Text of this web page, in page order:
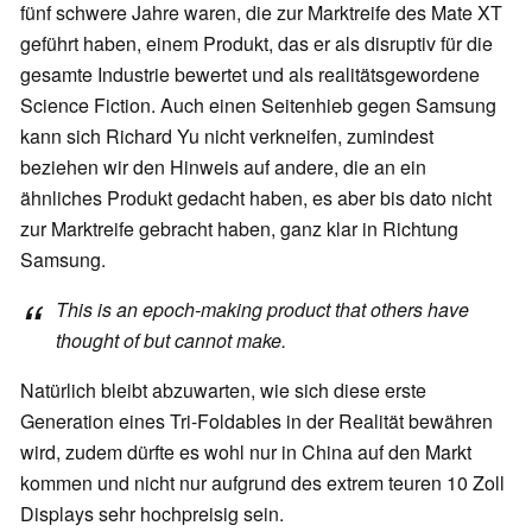
fünf schwere Jahre waren, die zur Marktreife des Mate XT
geführt haben, einem Produkt, das er als disruptiv für die
gesamte Industrie bewertet und als realitätsgewordene
Science Fiction. Auch einen Seitenhieb gegen Samsung
kann sich Richard Yu nicht verkneifen, zumindest
beziehen wir den Hinweis auf andere, die an ein
ähnliches Produkt gedacht haben, es aber bis dato nicht
zur Marktreife gebracht haben, ganz klar in Richtung
Samsung.
This is an epoch-making product that others have
thought of but cannot make.
Natürlich bleibt abzuwarten, wie sich diese erste
Generation eines Tri-Foldables in der Realität bewähren
wird, zudem dürfte es wohl nur in China auf den Markt
kommen und nicht nur aufgrund des extrem teuren 10 Zoll
Displays sehr hochpreisig sein.